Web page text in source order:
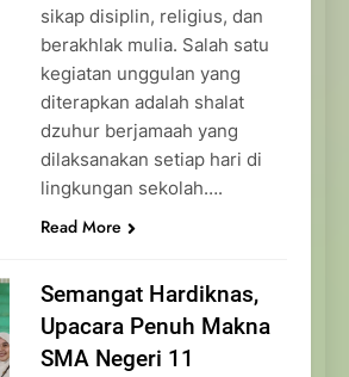
sikap disiplin, religius, dan
berakhlak mulia. Salah satu
kegiatan unggulan yang
diterapkan adalah shalat
dzuhur berjamaah yang
dilaksanakan setiap hari di
lingkungan sekolah….
Read More
Semangat Hardiknas,
Upacara Penuh Makna
SMA Negeri 11